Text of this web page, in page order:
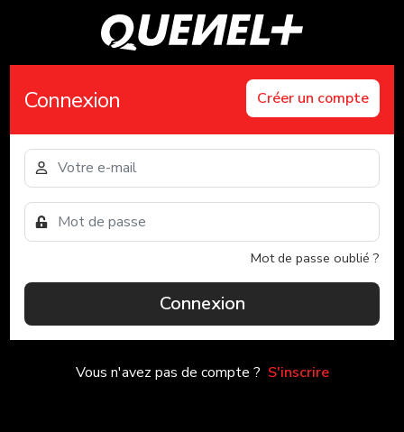
Connexion Créer un compte
Mot de passe oublié ?
Connexion
Vous n'avez pas de compte ? S'inscrire